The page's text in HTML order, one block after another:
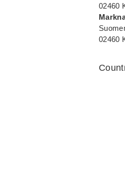
02460
02460